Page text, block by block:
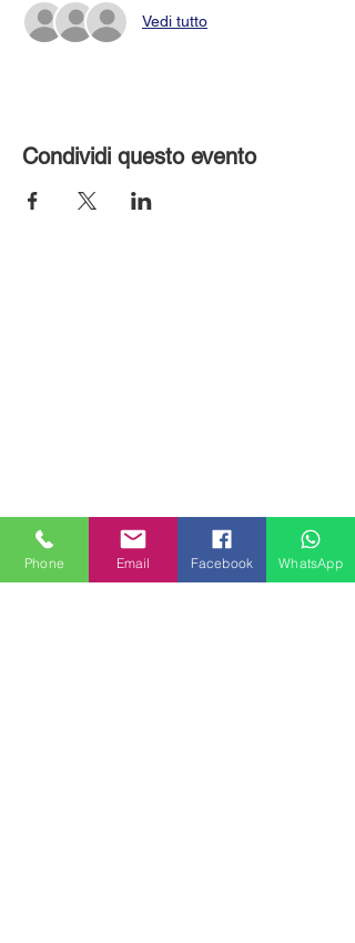
Vedi tutto
Condividi questo evento
MILANHOUSES
Phone Email Facebook WhatsApp